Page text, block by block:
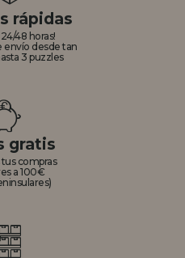
rápidas
48 horas!
envío desde tan
3 puzzles
gratis
compras
a 100€